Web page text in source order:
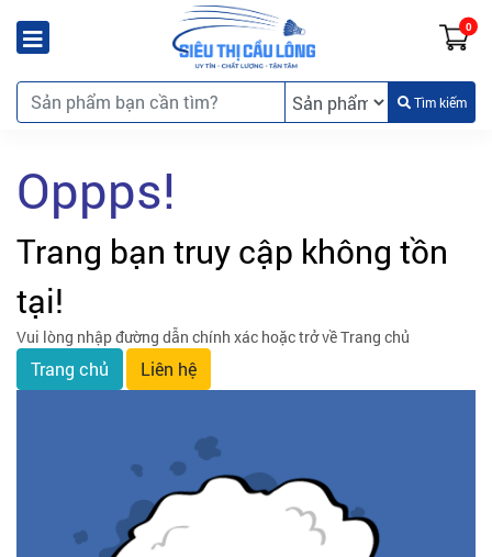
0
Tìm kiếm
Oppps!
Trang bạn truy cập không tồn
tại!
Vui lòng nhập đường dẫn chính xác hoặc trở về Trang chủ
Trang chủ Liên hệ